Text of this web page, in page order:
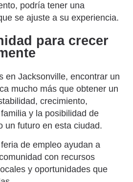
podría tener una
se ajuste a su experiencia.
para crecer
en Jacksonville, encontrar un
mucho más que obtener un
crecimiento,
y la posibilidad de
un futuro en esta ciudad.
de empleo ayudan a
con recursos
y oportunidades que